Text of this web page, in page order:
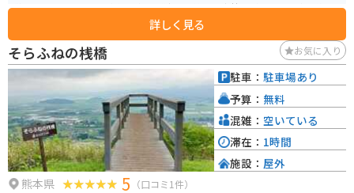
渕と滝をつくり、その変化に富む渓流と、美しい森林とがおりなす姿は絶景
詳しく見る
そらふねの桟橋 お気に入り
熊本県 5 （口コミ1件）
駐車： 駐車場あり
予算： 無料
混雑： 空いている
滞在： 1時間
施設： 屋外